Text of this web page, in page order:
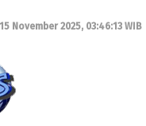
November 2025, 03:46:14 WIB